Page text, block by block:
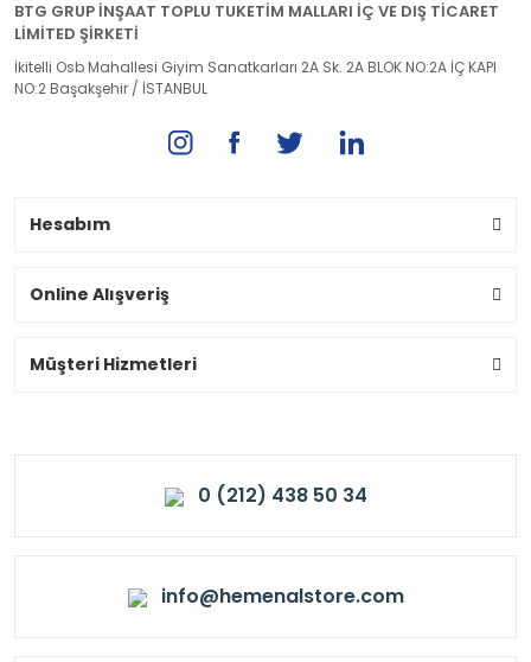
BTG GRUP İNŞAAT TOPLU TUKETİM MALLARI İÇ VE DIŞ TİCARET
LİMİTED ŞİRKETİ
İkitelli Osb Mahallesi Giyim Sanatkarları 2A Sk. 2A BLOK NO:2A İÇ KAPI
NO:2 Başakşehir / İSTANBUL
Hesabım
Online Alışveriş
Müşteri Hizmetleri
0 (212) 438 50 34
info@hemenalstore.com